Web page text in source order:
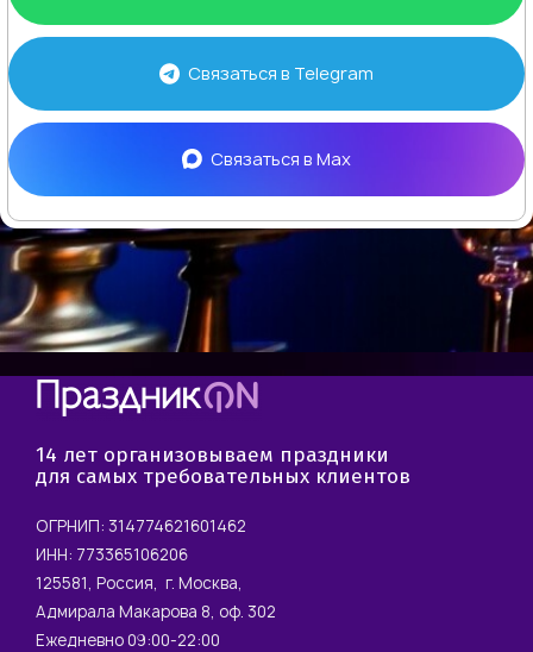
Связаться в Telegram
Связаться вMax
14 лет организовываем праздники
для самых требовательных клиентов
ОГРНИП: 314774621601462
ИНН: 773365106206
125581, Россия, г. Москва,
Адмирала Макарова 8, оф. 302
Ежедневно 09:00-22:00